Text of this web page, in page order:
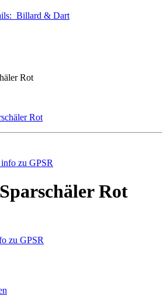
Billard & Dart
Rot
Rot
zu GPSR